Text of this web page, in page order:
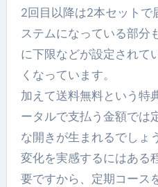
2回目以降は2本セットで
ステムになっている部分
に下限などが設定されて
くなっています。
加えて送料無料という特
ータルで支払う金額では
な開きが生まれるでしょう
変化を実感するにはある
要ですから、定期コース